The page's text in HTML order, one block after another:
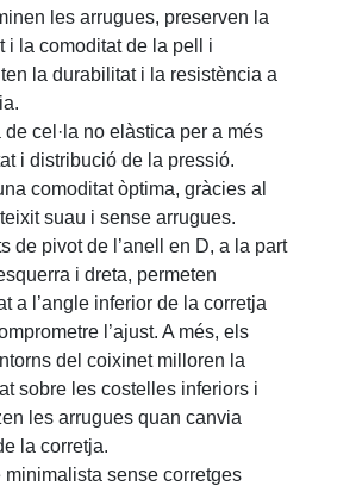
les arrugues, preserven la
i la comoditat de la pell i
la durabilitat i la resistència a
de cel·la no elàstica per a més
i distribució de la pressió.
comoditat òptima, gràcies al
suau i sense arrugues.
de pivot de l’anell en D, a la part
i dreta, permeten
a l’angle inferior de la corretja
l’ajust. A més, els
del coixinet milloren la
sobre les costelles inferiors i
les arrugues quan canvia
la corretja.
minimalista sense corretges